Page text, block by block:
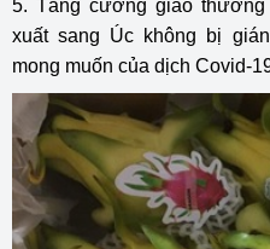
5. Tăng cường giao
xuất sang Úc không bị
mong muốn của dịch Covid-